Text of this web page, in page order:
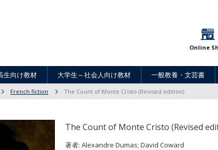
Online
生向け教材 大学生～社会人向け教材 一般教養・文芸書
French fiction The Count of Monte Cristo (Revised edition)
The Count of Monte Cristo (Revised
著者: Alexandre Dumas; David Coward